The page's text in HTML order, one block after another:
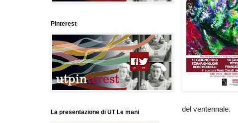
del ventennale.
Pinterest
La presentazione di UT Le mani